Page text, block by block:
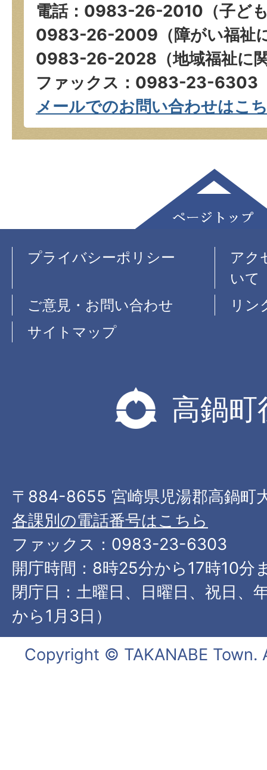
電話：0983-26-2010（子ど
0983-26-2009（障がい福祉
0983-26-2028（地域福祉に
ファックス：0983-23-6303
メールでのお問い合わせはこ
プライバシーポリシー
アク
いて
ご意見・お問い合わせ
リン
サイトマップ
高鍋町
〒884-8655 宮崎県児湯郡高鍋町
各課別の電話番号はこちら
ファックス：0983-23-6303
開庁時間：8時25分から17時10分
閉庁日：土曜日、日曜日、祝日、
から1月3日）
Copyright © TAKANABE Town.